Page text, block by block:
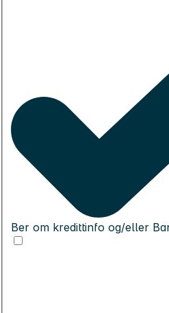
Ber om kredittinfo og/eller